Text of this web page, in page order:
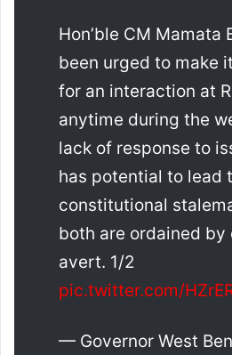
Hon’ble CM Mamata
been urged to make
for an interaction at
anytime during the
lack of response to
has potential to lead
constitutional
both are ordained by
avert. 1/2
pic.twitter.com/
— Governor West